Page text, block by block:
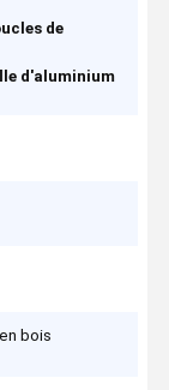
de
d'aluminium
bois